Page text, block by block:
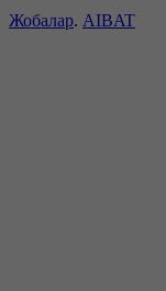
Жобалар. AIBAT